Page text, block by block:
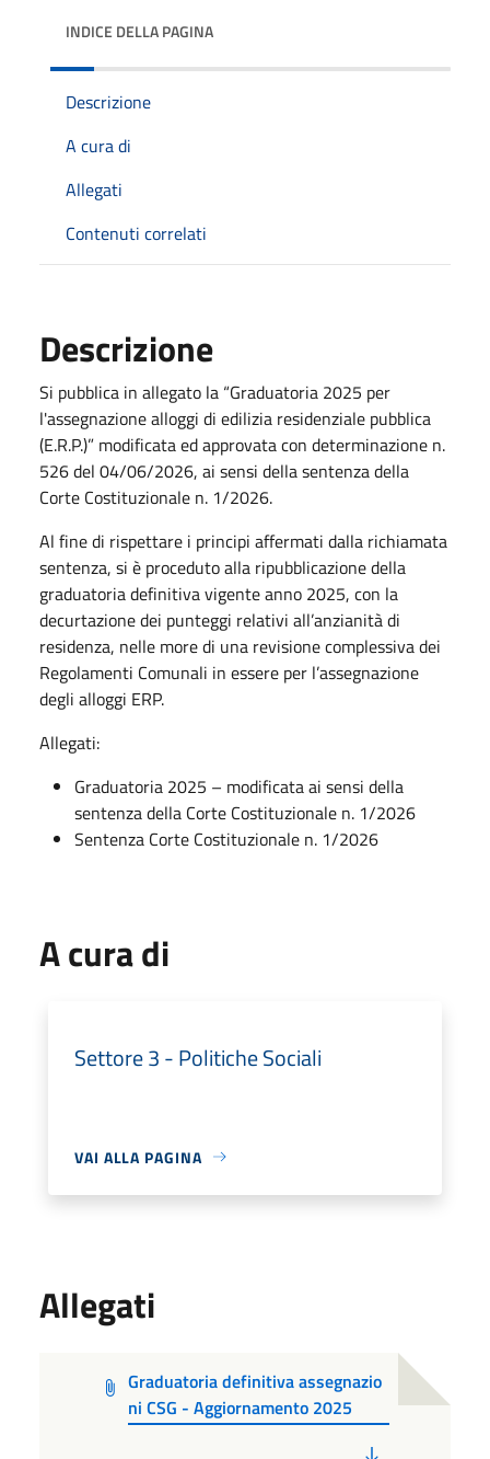
INDICE DELLA PAGINA
Descrizione
A cura di
Allegati
Contenuti correlati
Descrizione
Si pubblica in allegato la “Graduatoria 2025 per
l'assegnazione alloggi di edilizia residenziale pubblica
(E.R.P.)” modificata ed approvata con determinazione n.
526 del 04/06/2026, ai sensi della sentenza della
Corte Costituzionale n. 1/2026.
Al fine di rispettare i principi affermati dalla richiamata
sentenza, si è proceduto alla ripubblicazione della
graduatoria definitiva vigente anno 2025, con la
decurtazione dei punteggi relativi all’anzianità di
residenza, nelle more di una revisione complessiva dei
Regolamenti Comunali in essere per l’assegnazione
degli alloggi ERP.
Allegati:
Graduatoria 2025 – modificata ai sensi della
sentenza della Corte Costituzionale n. 1/2026
Sentenza Corte Costituzionale n. 1/2026
A cura di
Settore 3 - Politiche Sociali
VAI ALLA PAGINA
Allegati
Graduatoria definitiva assegnazio
ni CSG - Aggiornamento 2025